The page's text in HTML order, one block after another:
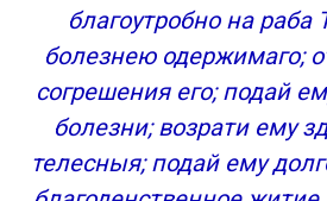
благоутробно на раба
болезнею одержимаго;
согрешения его; подай
болезни; возрати ему
телесныя; подай ему